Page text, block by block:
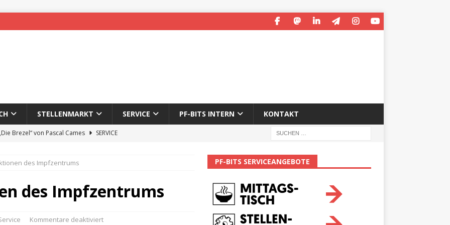
STELLENMARKT SERVICE PF-BITS INTERN KONTAKT
Brezel“ von Pascal Cames
SERVICE
des 65. Fasnetsumzugs Dillweißenstein
PF-BITS INTERN
Der Mann hinter PF-Bits lebt nicht mehr
des Impfzentrums
des Impfzentrums
Kommentare deaktiviert
PF-BITS SERVICEANGEBOTE